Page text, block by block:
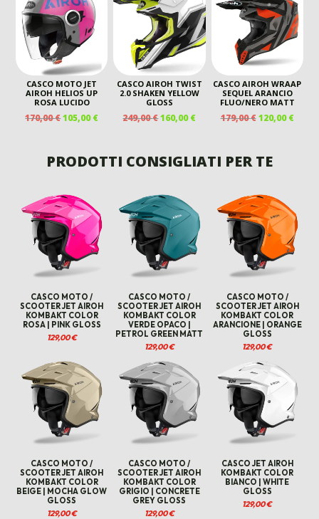
CASCO MOTO JET
AIROH HELIOS UP
ROSA LUCIDO
170,00€IL
ERA:
170,00 €.
105,00€IL
È:
105,00 €.
CASCO AIROH TWIST
2.0 SHAKEN YELLOW
GLOSS
249,00€IL
ERA:
249,00 €.
160,00€IL
È:
160,00 €.
CASCO AIROH WRAAP
SEQUEL ARANCIO
FLUO/NERO MATT
179,00€ IL
ERA:
179,00 €.
120,00€IL
PRODOTTI CONSIGLIATI PER TE
CASCO MOTO /
SCOOTER JET AIROH
KOMBAKT COLOR
ROSA | PINK GLOSS
129,00€
CASCO MOTO /
SCOOTER JET AIROH
KOMBAKT COLOR
VERDE OPACO |
PETROL GREEN MATT
129,00€
CASCO MOTO /
SCOOTER JET AIROH
KOMBAKT COLOR
ARANCIONE | ORANGE
GLOSS
129,00€
CASCO MOTO /
SCOOTER JET AIROH
KOMBAKT COLOR
BEIGE | MOCHA GLOW
GLOSS
129,00€
CASCO MOTO /
SCOOTER JET AIROH
KOMBAKT COLOR
GRIGIO | CONCRETE
GREY GLOSS
129,00€
CASCO JET AIROH
KOMBAKT COLOR
BIANCO | WHITE
GLOSS
129,00€